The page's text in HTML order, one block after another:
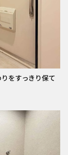
をすっきり保て